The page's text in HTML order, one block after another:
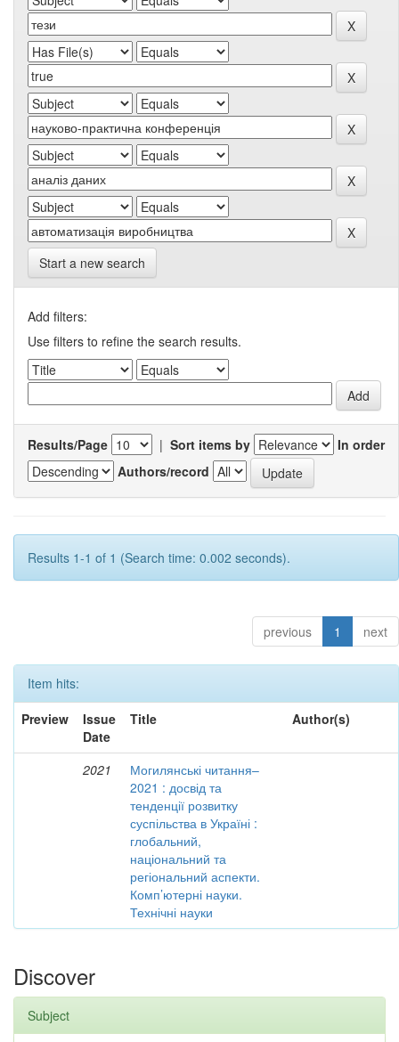
Start a new search
Add filters:
Use filters to refine the search results.
Results/Page | Sort items by
In order
Authors/record
Results 1-1 of 1 (Search time: 0.002 seconds).
previous 1 next
Item hits:
Preview
Issue
Date
Title Author(s)
2021
Могилянські читання–
2021 : досвід та
тенденції розвитку
суспільства в Україні :
глобальний,
національний та
регіональний аспекти.
Комп’ютерні науки.
Технічні науки
Discover
Subject